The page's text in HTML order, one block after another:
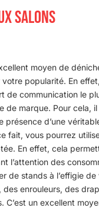
SALONS
moyen de
votre popularité. En
de communication le
de marque. Pour cela,
présence d’une
fait, vous pourrez
En effet, cela
l’attention des
de stands à l’effigie
des enrouleurs, des
C’est un excellent